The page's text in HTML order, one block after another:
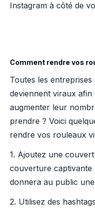
Instagram à côté de
Comment rendre vos
Toutes les
deviennent viraux
augmenter leur
prendre ? Voici
rendre vos rouleaux
1. Ajoutez une
couverture captivante
donnera au public
2. Utilisez des